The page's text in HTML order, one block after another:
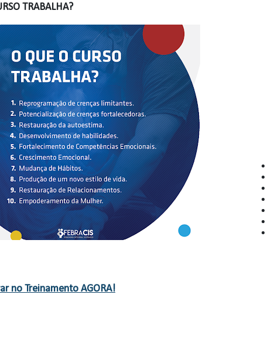
TRABALHA?
no Treinamento AGORA!